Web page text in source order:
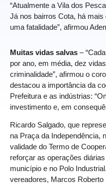
“Atualmente a Vila dos
Já nos bairros Cota, há
uma fatalidade”, afirmou
Muitas vidas salvas –
por ano, em média, dez
criminalidade”, afirmou o
destacou a importância da
Prefeitura e as indústrias:
investimento e, em
Ricardo Salgado, que
na Praça da Independência,
validade do Termo de
reforçar as operações
município e no Polo
vereadores, Marcos Roberto